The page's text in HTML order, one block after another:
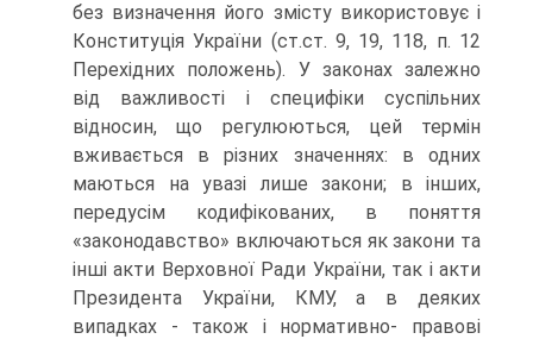
без визначення його змісту використовує і
Конституція України (ст.ст. 9, 19, 118, п. 12
Перехідних положень). У законах залежно
від важливості і специфіки суспільних
відносин, що регулюються, цей термін
вживається в різних значеннях: в одних
маються на увазі лише закони; в інших,
передусім кодифікованих, в поняття
«законодавство» включаються як закони та
інші акти Верховної Ради України, так і акти
Президента України, КМУ, а в деяких
випадках - також і нормативно- правові